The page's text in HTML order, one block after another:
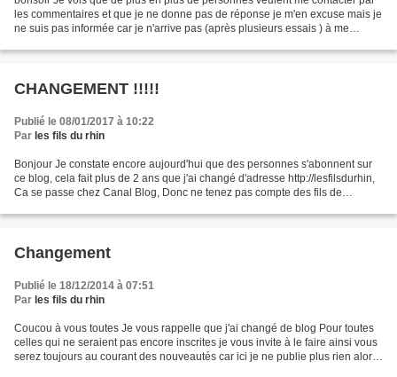
les commentaires et que je ne donne pas de réponse je m'en excuse mais je
ne suis pas informée car je n'arrive pas (après plusieurs essais ) à me
CHANGEMENT !!!!!
Publié le 08/01/2017 à 10:22
Par les fils du rhin
Bonjour Je constate encore aujourd'hui que des personnes s'abonnent sur
ce blog, cela fait plus de 2 ans que j'ai changé d'adresse http://lesfilsdurhin,
Ca se passe chez Canal Blog, Donc ne tenez pas compte des fils de
Changement
Publié le 18/12/2014 à 07:51
Par les fils du rhin
Coucou à vous toutes Je vous rappelle que j'ai changé de blog Pour toutes
celles qui ne seraient pas encore inscrites je vous invite à le faire ainsi vous
serez toujours au courant des nouveautés car ici je ne publie plus rien alors